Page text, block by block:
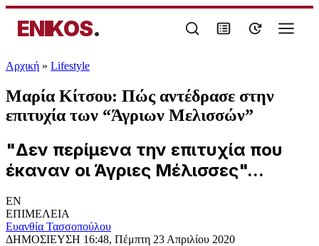
ENIKOS.
Αρχική » Lifestyle
Μαρία Κίτσου: Πώς αντέδρασε στην
επιτυχία των “Άγριων Μελισσών”
"Δεν περίμενα την επιτυχία που
έκαναν οι Άγριες Μέλισσες"...
EN
ΕΠΙΜΕΛΕΙΑ
Ευανθία Τασσοπούλου
ΔΗΜΟΣΙΕΥΣΗ 16:48, Πέμπτη 23 Απριλίου 2020